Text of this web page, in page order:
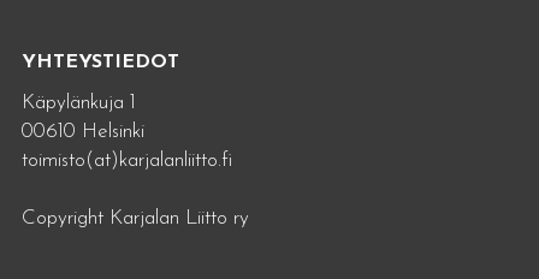
YHTEYSTIEDOT
Käpylänkuja 1
00610 Helsinki
toimisto(at)karjalanliitto.fi
Copyright Karjalan Liitto ry